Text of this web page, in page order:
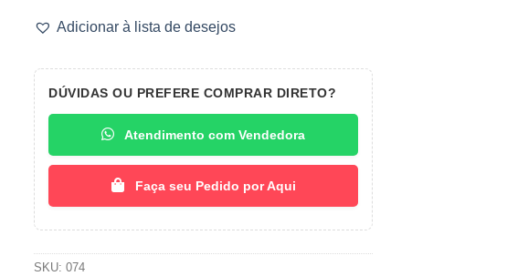
Adicionar à lista de desejos
DÚVIDAS OU PREFERE COMPRAR DIRETO?
Atendimento com Vendedora
Faça seu Pedido por Aqui
SKU:074